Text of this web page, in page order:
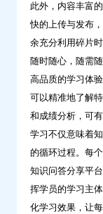
此外，内容丰富
快的上传与发布
余充分利用碎片
随时随心，随需
高品质的学习体
可以精准地了解
和成绩分析，可
学习不仅意味着
的循环过程。每
知识问答分享平
挥学员的学习主
化学习效果，让